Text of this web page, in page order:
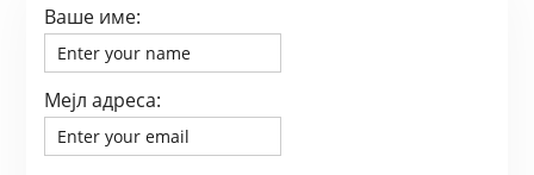
Ваше име:
Мејл адреса: